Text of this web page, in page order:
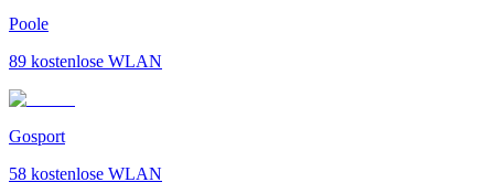
Poole
89 kostenlose WLAN
Gosport
58 kostenlose WLAN